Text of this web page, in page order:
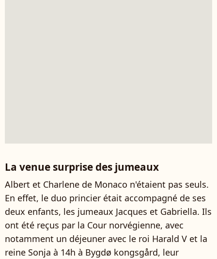
La venue surprise des jumeaux
Albert et Charlene de Monaco n'étaient pas seuls.
En effet, le duo princier était accompagné de ses
deux enfants, les jumeaux Jacques et Gabriella. Ils
ont été reçus par la Cour norvégienne, avec
notamment un déjeuner avec le roi Harald V et la
reine Sonja à 14h à Bygdø kongsgård, leur